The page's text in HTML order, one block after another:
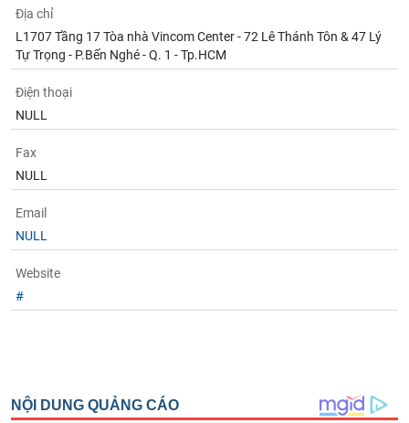
Địa chỉ
L1707 Tầng 17 Tòa nhà Vincom Center - 72 Lê Thánh Tôn & 47 Lý
Tự Trọng - P.Bến Nghé - Q. 1 - Tp.HCM
Điện thoại
NULL
Fax
NULL
Email
NULL
Website
#
Tất cả
Lãnh
(-)
Tất cả Người nội bộ Người liên quan Cổ đông lớn
Tin
(-)
Bài
của
tác
Báo
cáo